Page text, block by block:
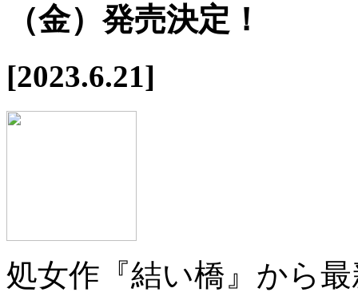
（金）発売決定！
[2023.6.21]
処女作『結い橋』から